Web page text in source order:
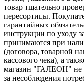
товар тщательно
пересортицы.
гарантийных
инструкции по уходу
принимаются при
(договора, товарной
кассового чека), а
магазин "ГАЛЕОН" не
за несоблюдения